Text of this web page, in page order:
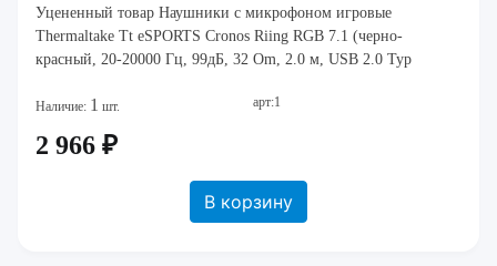
Уцененный товар Наушники с микрофоном игровые
Thermaltake Tt eSPORTS Cronos Riing RGB 7.1 (черно-
красный, 20-20000 Гц, 99дБ, 32 Om, 2.0 м, USB 2.0 Typ
Наличие: 1 шт. арт:1
2 966 ₽
В корзину